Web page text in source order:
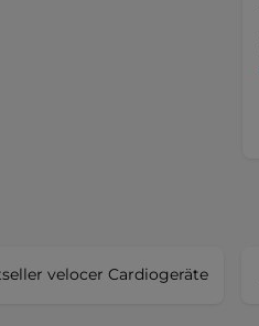
velocer Cardiogeräte